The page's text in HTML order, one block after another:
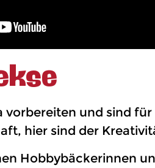
vorbereiten und sind
hier sind der
Hobbybäckerinnen